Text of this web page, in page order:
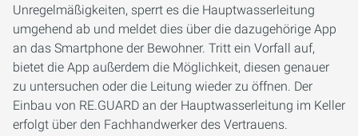
Unregelmäßigkeiten, sperrt es die Hauptwasserleitung
umgehend ab und meldet dies über die dazugehörige App
an das Smartphone der Bewohner. Tritt ein Vorfall auf,
bietet die App außerdem die Möglichkeit, diesen genauer
zu untersuchen oder die Leitung wieder zu öffnen. Der
Einbau von RE.GUARD an der Hauptwasserleitung im Keller
erfolgt über den Fachhandwerker des Vertrauens.